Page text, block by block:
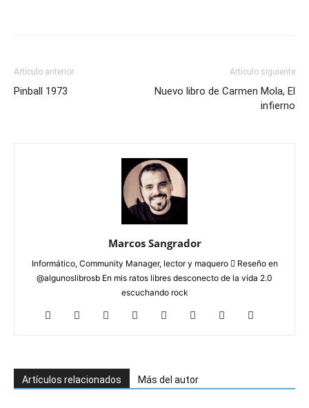
Artículo anterior
Pinball 1973
Artículo siguiente
Nuevo libro de Carmen Mola, El
infierno
Marcos Sangrador
Informático, Community Manager, lector y maquero  Reseño en
@algunoslibrosb En mis ratos libres desconecto de la vida 2.0
escuchando rock
Artículos relacionados Más del autor